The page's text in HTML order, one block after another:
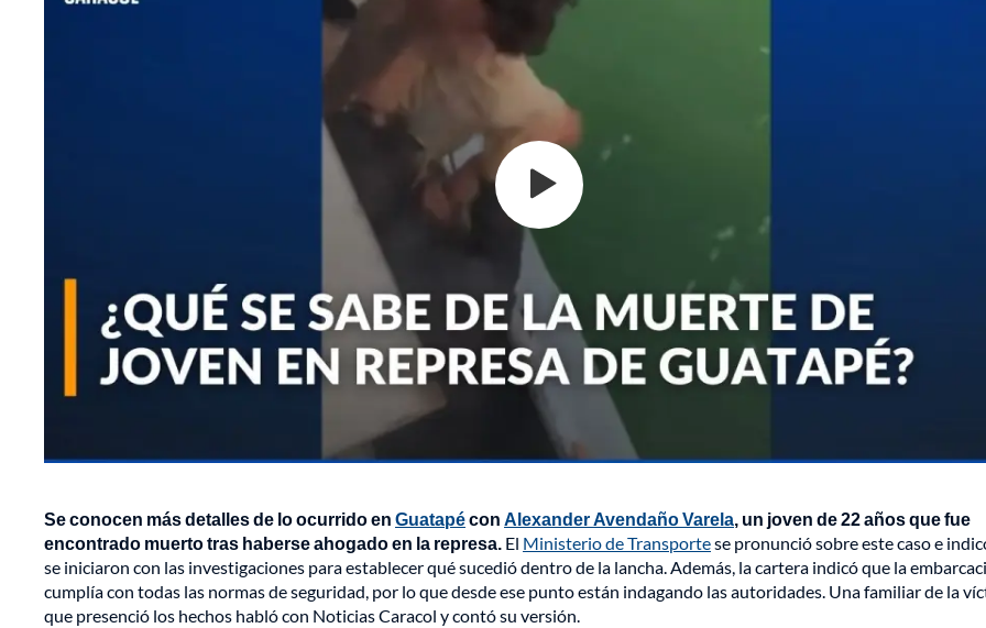
Se conocen más detalles de lo ocurrido en Guatapécon Alexander Avendaño Varela, un joven de 22 años que fue
encontrado muerto tras haberse ahogado en la represa. El Ministerio de Transportese pronunció sobre este caso e
se iniciaron con las investigaciones para establecer qué sucedió dentro de la lancha. Además, la cartera indicó que la
cumplía con todas las normas de seguridad, por lo que desde ese punto están indagando las autoridades. Una familiar de la
que presenció los hechos habló con Noticias Caracol y contó su versión.